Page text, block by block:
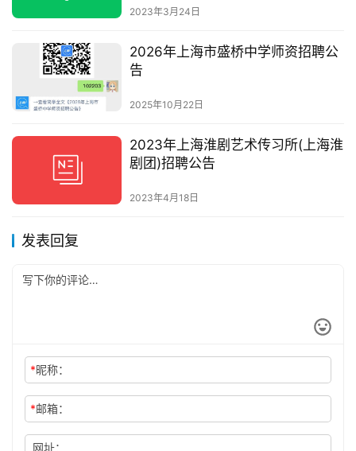
2023年3月24日
2026年上海市盛桥中学师资招聘公
告
2025年10月22日
2023年上海淮剧艺术传习所(上海淮
剧团)招聘公告
2023年4月18日
发表回复
*昵称：
*邮箱：
网址：